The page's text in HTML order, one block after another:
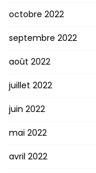
octobre 2022
septembre 2022
août 2022
juillet 2022
juin 2022
mai 2022
avril 2022